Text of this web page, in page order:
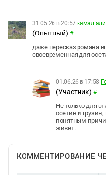
31.05.26 в 20:57 кямал али
(Опытный) #
даже пересказ романа
своевременная для
01.06.26 в 17:58
(Участник) #
Не только для
осетин и
понятным
живет.
КОММЕНТИРОВАНИЕ